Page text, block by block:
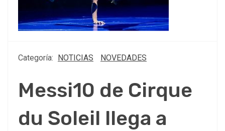
Categoría: NOTICIAS NOVEDADES
Messi10 de Cirque
du Soleil llega a